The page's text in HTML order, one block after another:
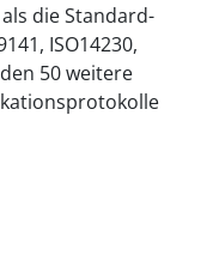
die Standard-
ISO14230,
50 weitere